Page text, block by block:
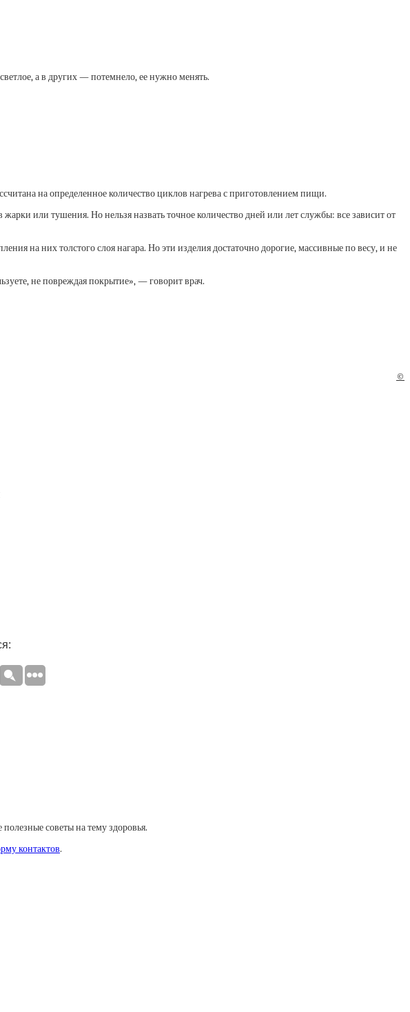
а в других — потемнело, ее нужно менять.
на определенное количество циклов нагрева с приготовлением пищи.
или тушения. Но нельзя назвать точное количество дней или лет службы: все зависит от
на них толстого слоя нагара. Но эти изделия достаточно дорогие, массивные по весу, и не
не повреждая покрытие», — говорит врач.
©
советы на тему здоровья.
контактов.